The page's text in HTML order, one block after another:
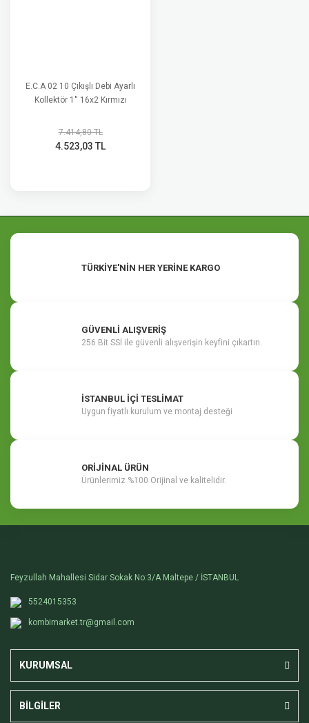
E.C.A 02 10 Çıkışlı Debi Ayarlı
Kollektör 1'' 16x2 Kırmızı
7.414,80 TL
4.523,03 TL
TÜRKİYE'NİN HER YERİNE KARGO
GÜVENLİ ALIŞVERİŞ
256 Bit SSl ile güvenli alışverişin keyfini çıkartın.
İSTANBUL İÇİ TESLİMAT
Uygun fiyatlı kurulum ve montaj desteği
ORİJİNAL ÜRÜN
Ürünlerimiz %100 Orijinal ve kalitelidir.
Feyzullah Mahallesi Sidar Sokak No:3/A Maltepe / İSTANBUL
5524015353
kombimarket.tr@gmail.com
KURUMSAL
BİLGİLER